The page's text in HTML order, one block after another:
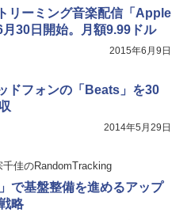
リーミング音楽配信「Apple
30日開始。月額9.99ドル
2015年6月9日
ドフォンの「Beats」を30
2014年5月29日
千佳のRandomTracking
で基盤整備を進めるアップ
略